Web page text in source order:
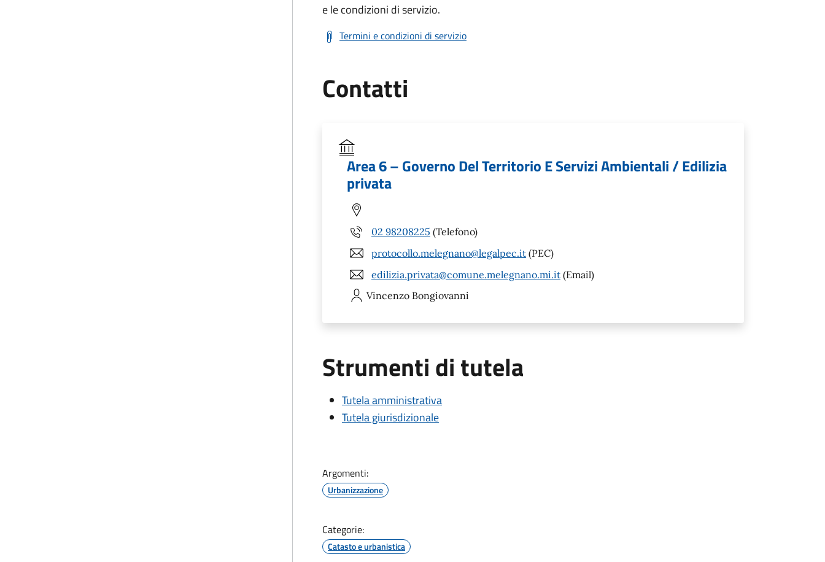
e le condizioni di servizio.
Termini e condizioni di servizio
Contatti
Area 6 – Governo Del Territorio E Servizi Ambientali / Edilizia
privata
02 98208225 (Telefono)
protocollo.melegnano@legalpec.it (PEC)
edilizia.privata@comune.melegnano.mi.it (Email)
Vincenzo Bongiovanni
Strumenti di tutela
Tutela amministrativa
Tutela giurisdizionale
Argomenti:
Urbanizzazione
Categorie:
Catasto e urbanistica